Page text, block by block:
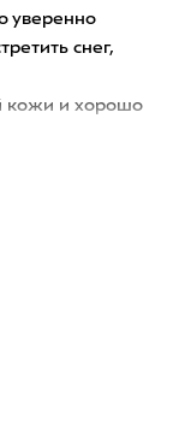
уверенно
снег,
кожи и хорошо